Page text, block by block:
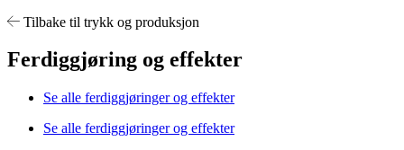
Tilbake til trykk og produksjon
Ferdiggjøring og effekter
Se alle ferdiggjøringer og effekter
Se alle ferdiggjøringer og effekter